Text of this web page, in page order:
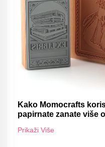
Kako Momocrafts
papirnate zanate više
Prikaži Više